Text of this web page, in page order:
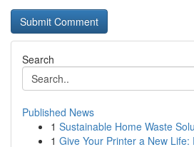
Search
Published News
1 Sustainable Home Waste
1 Give Your Printer a New Life: